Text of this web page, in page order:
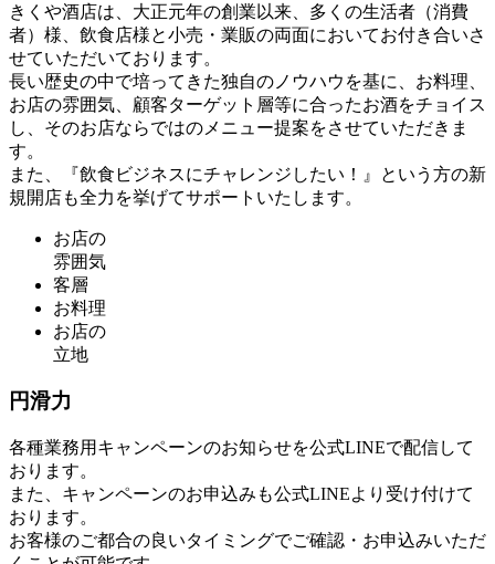
きくや酒店は、大正元年の創業以来、多くの生活者（消費
者）様、飲食店様と小売・業販の両面においてお付き合いさ
せていただいております。
長い歴史の中で培ってきた独自のノウハウを基に、お料理、
お店の雰囲気、顧客ターゲット層等に合ったお酒をチョイス
し、そのお店ならではのメニュー提案をさせていただきま
す。
また、『飲食ビジネスにチャレンジしたい！』という方の新
規開店も全力を挙げてサポートいたします。
お店の
雰囲気
客層
お料理
お店の
立地
円滑力
各種業務用キャンペーンのお知らせを公式LINEで配信して
おります。
また、キャンペーンのお申込みも公式LINEより受け付けて
おります。
お客様のご都合の良いタイミングでご確認・お申込みいただ